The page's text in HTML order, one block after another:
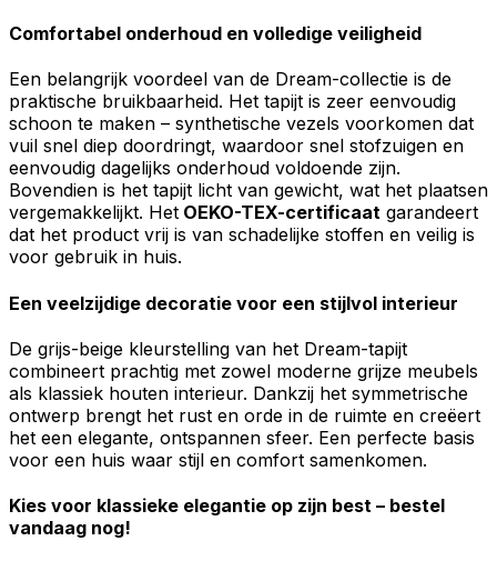
Comfortabel onderhoud en volledige veiligheid
Een belangrijk voordeel van de Dream-collectie is de
praktische bruikbaarheid. Het tapijt is zeer eenvoudig
schoon te maken – synthetische vezels voorkomen dat
vuil snel diep doordringt, waardoor snel stofzuigen en
eenvoudig dagelijks onderhoud voldoende zijn.
Bovendien is het tapijt licht van gewicht, wat het plaatsen
vergemakkelijkt. Het OEKO-TEX-certificaat garandeert
dat het product vrij is van schadelijke stoffen en veilig is
voor gebruik in huis.
Een veelzijdige decoratie voor een stijlvol interieur
De grijs-beige kleurstelling van het Dream-tapijt
combineert prachtig met zowel moderne grijze meubels
als klassiek houten interieur. Dankzij het symmetrische
ontwerp brengt het rust en orde in de ruimte en creëert
het een elegante, ontspannen sfeer. Een perfecte basis
voor een huis waar stijl en comfort samenkomen.
Kies voor klassieke elegantie op zijn best – bestel
vandaag nog!